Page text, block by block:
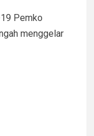
Pemko
menggelar